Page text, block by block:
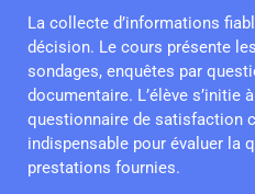
La collecte d’informations
décision. Le cours présente
sondages, enquêtes par
documentaire. L’élève s’initie
questionnaire de satisfaction
indispensable pour évaluer la
prestations fournies.